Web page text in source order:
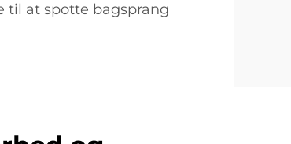
til at spotte bagsprang